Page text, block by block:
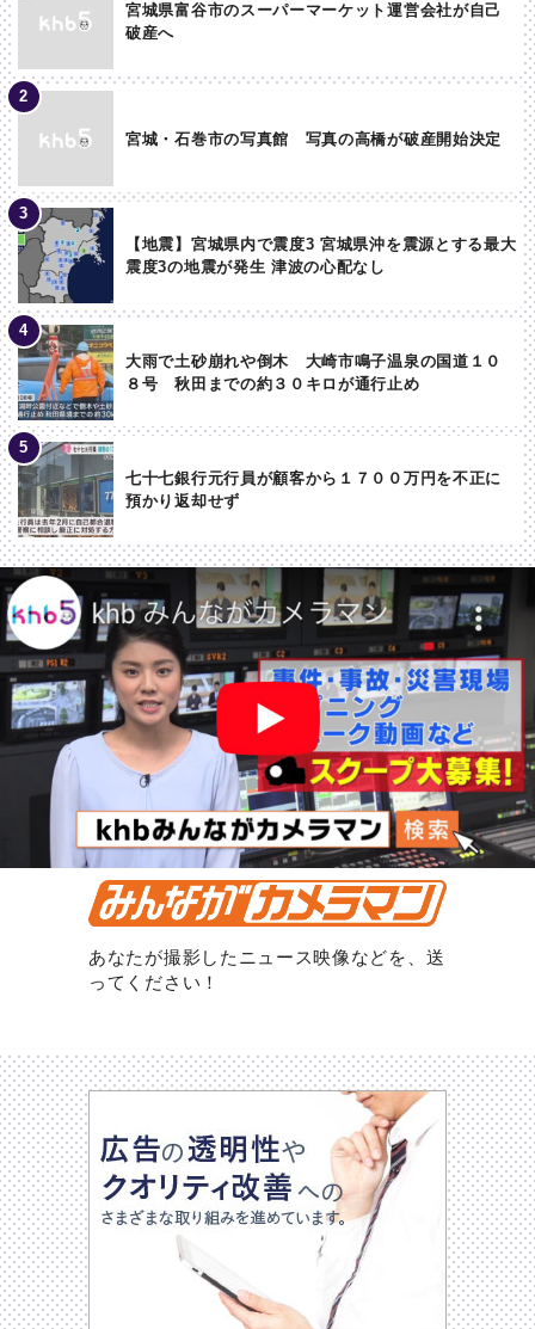
宮城県富谷市のスーパーマーケット運営会社が自己
破産へ
宮城・石巻市の写真館 写真の高橋が破産開始決定
【地震】宮城県内で震度3 宮城県沖を震源とする最大
震度3の地震が発生 津波の心配なし
大雨で土砂崩れや倒木 大崎市鳴子温泉の国道１０
８号 秋田までの約３０キロが通行止め
七十七銀行元行員が顧客から１７００万円を不正に
預かり返却せず
あなたが撮影したニュース映像などを、送
ってください！